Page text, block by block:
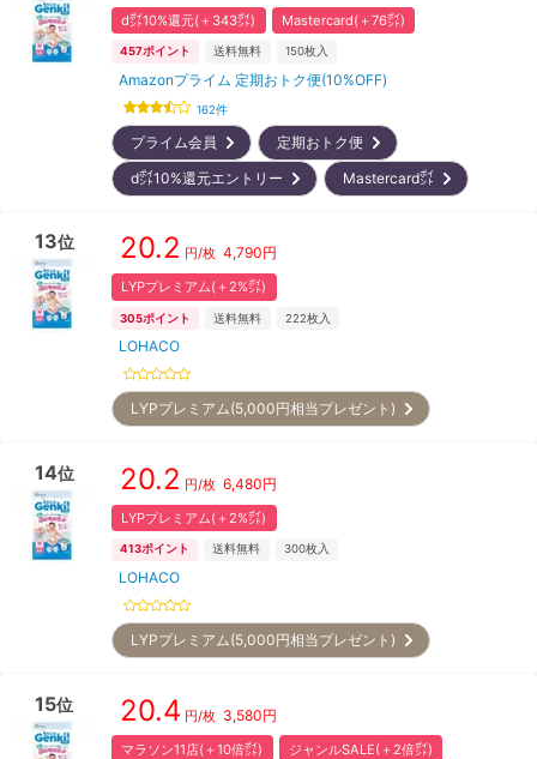
d㌽10%還元(＋343㌽) Mastercard(＋76㌽)
457ポイント 送料無料 150枚入
Amazonプライム 定期おトク便(10%OFF)
162件
プライム会員
定期おトク便
d㌽10%還元エントリー
Mastercard㌽
13位 20.2 円/枚 4,790円
LYPプレミアム(＋2%㌽)
305ポイント 送料無料 222枚入
LOHACO
LYPプレミアム(5,000円相当プレゼント)
14位 20.2 円/枚 6,480円
LYPプレミアム(＋2%㌽)
413ポイント 送料無料 300枚入
LOHACO
LYPプレミアム(5,000円相当プレゼント)
15位 20.4 円/枚 3,580円
マラソン11店(＋10倍㌽)
ジャンルSALE(＋2倍㌽)